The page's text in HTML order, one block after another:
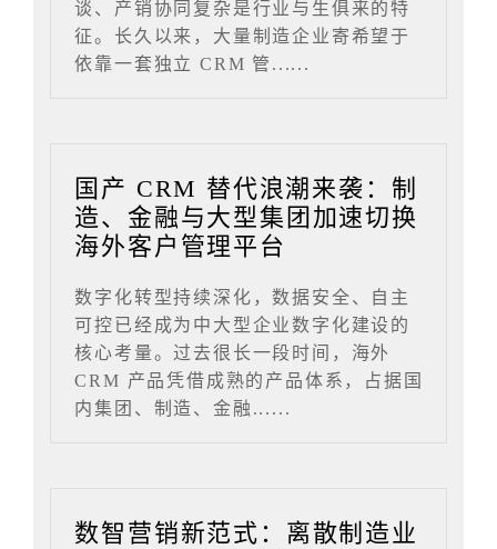
谈、产销协同复杂是行业与生俱来的特
征。长久以来，大量制造企业寄希望于
依靠一套独立 CRM 管......
国产 CRM 替代浪潮来袭：制
造、金融与大型集团加速切换
海外客户管理平台
数字化转型持续深化，数据安全、自主
可控已经成为中大型企业数字化建设的
核心考量。过去很长一段时间，海外
CRM 产品凭借成熟的产品体系，占据国
内集团、制造、金融......
数智营销新范式：离散制造业